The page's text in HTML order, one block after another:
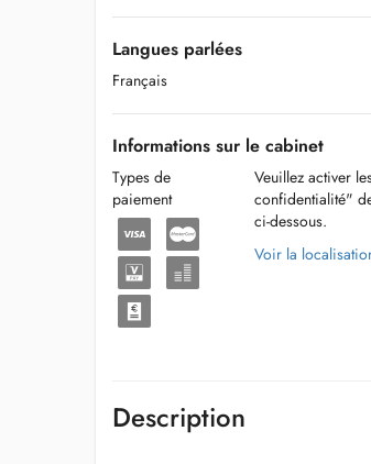
Langues parlées
Français
Informations sur le cabinet
Types de
paiement
Veuillez activer
confidentialité"
ci-dessous.
Voir la
Description